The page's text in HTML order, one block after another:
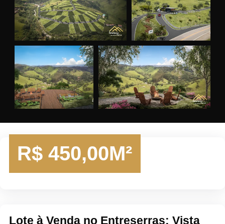
R$450,00M²
Lote à Venda no Entreserras: Vista